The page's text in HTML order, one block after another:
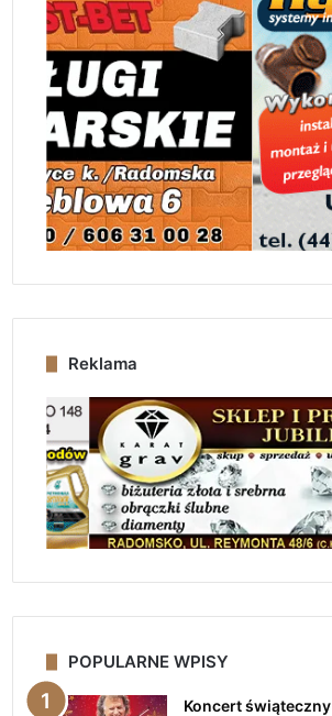
Reklama
POPULARNE WPISY
Koncert